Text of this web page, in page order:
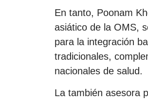
En tanto, Poonam
asiático de la OMS,
para la integración
tradicionales,
nacionales de salud.
La también asesora